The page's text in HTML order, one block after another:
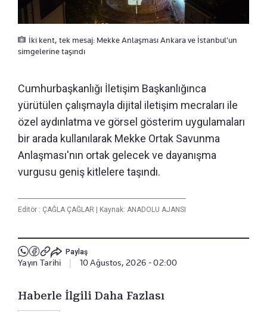
İki kent, tek mesaj: Mekke Anlaşması Ankara ve İstanbul’un
simgelerine taşındı
Cumhurbaşkanlığı İletişim Başkanlığınca
yürütülen çalışmayla dijital iletişim mecraları ile
özel aydınlatma ve görsel gösterim uygulamaları
bir arada kullanılarak Mekke Ortak Savunma
Anlaşması'nın ortak gelecek ve dayanışma
vurgusu geniş kitlelere taşındı.
Editör : ÇAĞLA ÇAĞLAR | Kaynak: ANADOLU AJANSI
Paylaş
Yayın Tarihi | 10 Ağustos, 2026 - 02:00
Haberle İlgili Daha Fazlası